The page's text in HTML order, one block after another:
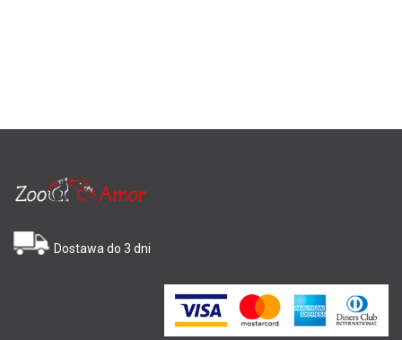
Dostawa do 3 dni